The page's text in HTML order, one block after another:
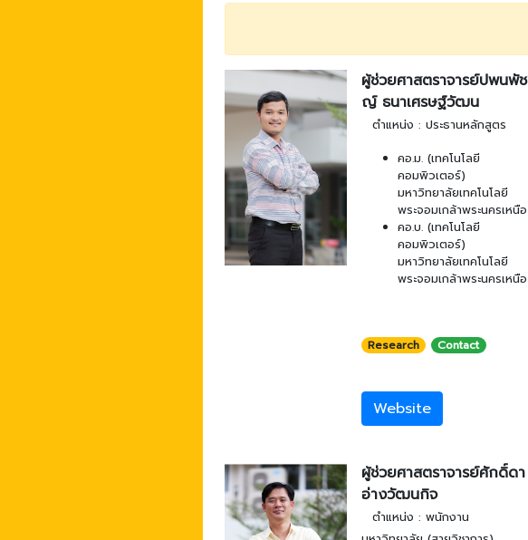
ผู้ช่วยศาสตราจารย์ปพนพัช
ญ์ ธนาเศรษฐ์วัฒน
ตำแหน่ง : ประธานหลักสูตร
คอ.ม. (เทคโนโลยี
คอมพิวเตอร์)
มหาวิทยาลัยเทคโนโลยี
พระจอมเกล้าพระนครเหนือ
คอ.บ. (เทคโนโลยี
คอมพิวเตอร์)
มหาวิทยาลัยเทคโนโลยี
พระจอมเกล้าพระนครเหนือ
Research Contact
Website
ผู้ช่วยศาสตราจารย์ศักดิ์ดา
อ่างวัฒนกิจ
ตำแหน่ง : พนักงาน